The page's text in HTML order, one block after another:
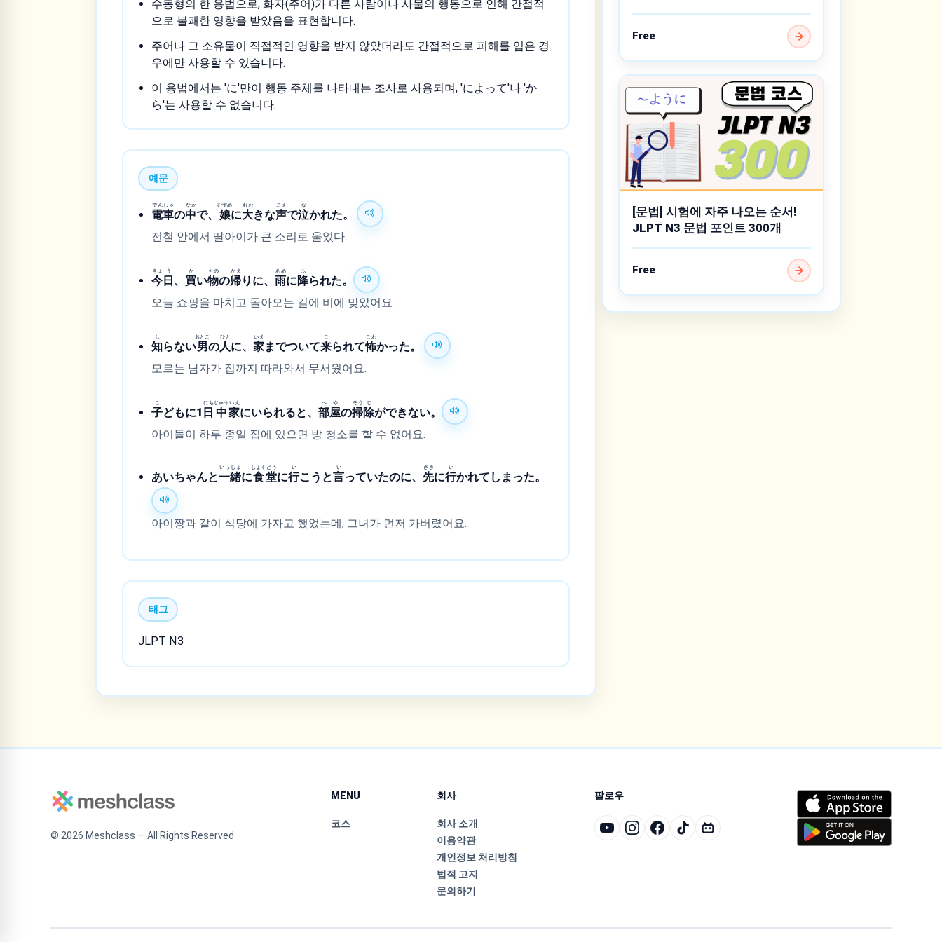
수동형의 한 용법으로, 화자(주어)가 다른 사람이나 사물의 행동으로 인해 간접적
으로 불쾌한 영향을 받았음을 표현합니다.
주어나 그 소유물이 직접적인 영향을 받지 않았더라도 간접적으로 피해를 입은 경
우에만 사용할 수 있습니다.
이 용법에서는 'に'만이 행동 주체를 나타내는 조사로 사용되며, 'によって'나 'か
ら'는 사용할 수 없습니다.
예문
電
でん
車
しゃ
の中
なか
で、 娘
むすめ
に大
おお
きな声
こえ
で泣
な
かれた。
전철 안에서 딸아이가 큰 소리로 울었다.
今
きょ
日
う
、 買
か
い物
もの
の帰
かえ
りに、雨
あめ
に降
ふ
られた。
오늘 쇼핑을 마치고 돌아오는 길에 비에 맞았어요.
知
し
らない男
おとこ
の人
ひと
に、家
いえ
までついて来
こ
られて怖
こわ
かった。
모르는 남자가 집까지 따라와서 무서웠어요.
子
こ
どもに1 日
にち
中
じゅう
家
いえ
にいられると、部
へ
屋
や
の掃
そう
除
じ
ができない。
아이들이 하루 종일 집에 있으면 방 청소를 할 수 없어요.
あいちゃんと一
いっ
緒
しょ
に食
しょく
堂
どう
に行
い
こうと言
い
っていたのに、 先
さき
に行
い
かれてしまった。
아이짱과 같이 식당에 가자고 했었는데, 그녀가 먼저 가버렸어요.
태그
JLPT N3
Free
[문법] 시험에 자주 나오는 순서!
JLPT N3 문법 포인트 300개
Free
© 2026 Meshclass — All Rights Reserved
MENU
코스
회사
회사 소개
이용약관
개인정보 처리방침
법적 고지
문의하기
팔로우